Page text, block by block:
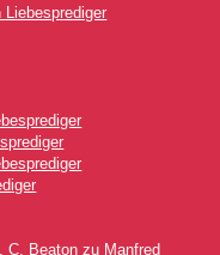
C. Beaton zu Manfred